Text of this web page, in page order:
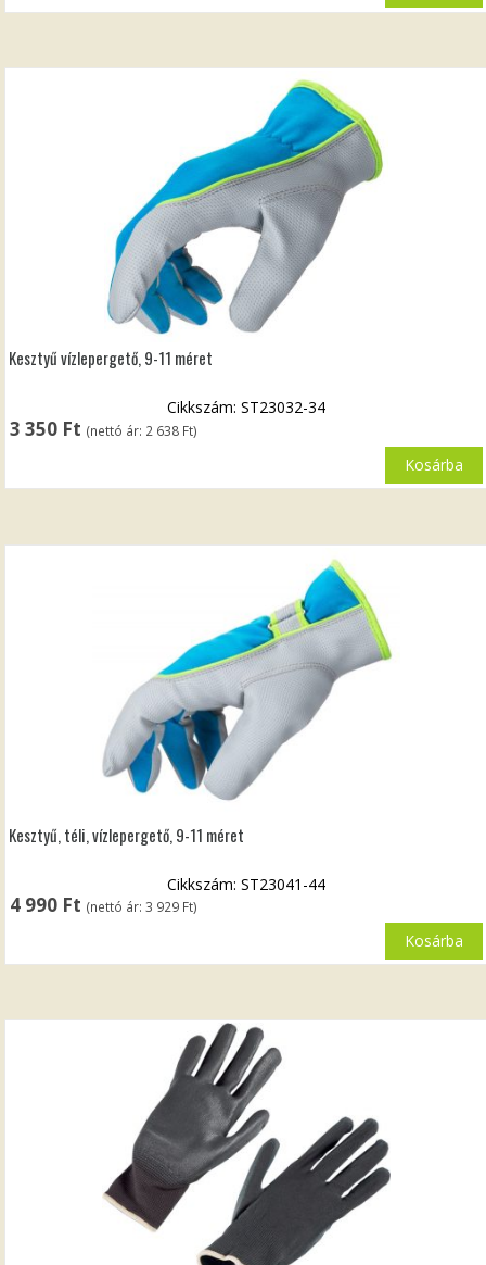
Kesztyű vízlepergető, 9-11 méret
3 350 Ft (nettó ár: 2 638 Ft)
Cikkszám: ST23032-34
Kosárba
Kesztyű, téli, vízlepergető, 9-11 méret
4 990 Ft (nettó ár:3 929 Ft)
Cikkszám: ST23041-44
Kosárba